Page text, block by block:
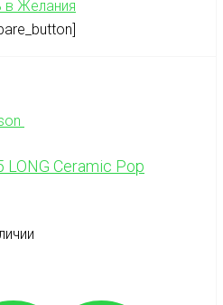
в Желания
LONG Ceramic Pop